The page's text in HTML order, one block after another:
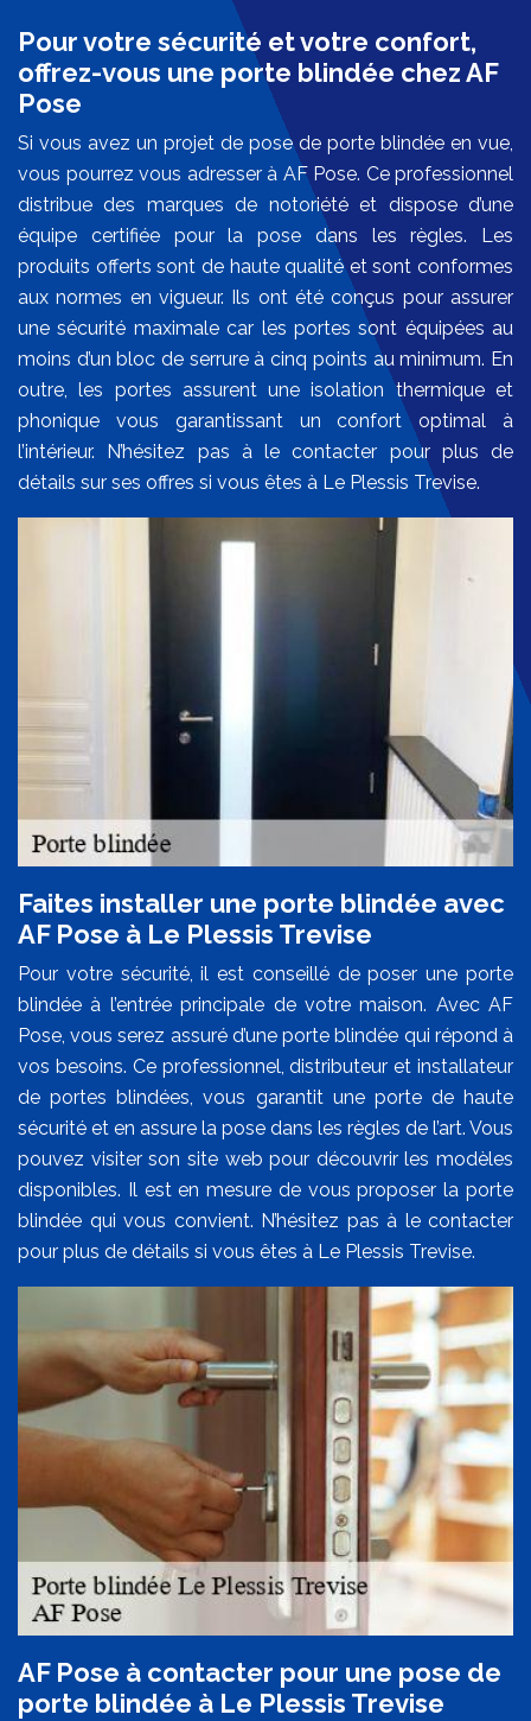
Pour votre sécurité et votre confort,
offrez-vous une porte blindée chez AF
Pose
Si vous avez un projet de pose de porte blindée en vue,
vous pourrez vous adresser à AF Pose. Ce professionnel
distribue des marques de notoriété et dispose d’une
équipe certifiée pour la pose dans les règles. Les
produits offerts sont de haute qualité et sont conformes
aux normes en vigueur. Ils ont été conçus pour assurer
une sécurité maximale car les portes sont équipées au
moins d’un bloc de serrure à cinq points au minimum. En
outre, les portes assurent une isolation thermique et
phonique vous garantissant un confort optimal à
l’intérieur. N’hésitez pas à le contacter pour plus de
détails sur ses offres si vous êtes à Le Plessis Trevise.
Faites installer une porte blindée avec
AF Pose à Le Plessis Trevise
Pour votre sécurité, il est conseillé de poser une porte
blindée à l’entrée principale de votre maison. Avec AF
Pose, vous serez assuré d’une porte blindée qui répond à
vos besoins. Ce professionnel, distributeur et installateur
de portes blindées, vous garantit une porte de haute
sécurité et en assure la pose dans les règles de l’art. Vous
pouvez visiter son site web pour découvrir les modèles
disponibles. Il est en mesure de vous proposer la porte
blindée qui vous convient. N’hésitez pas à le contacter
pour plus de détails si vous êtes à Le Plessis Trevise.
AF Pose à contacter pour une pose de
porte blindée à Le Plessis Trevise